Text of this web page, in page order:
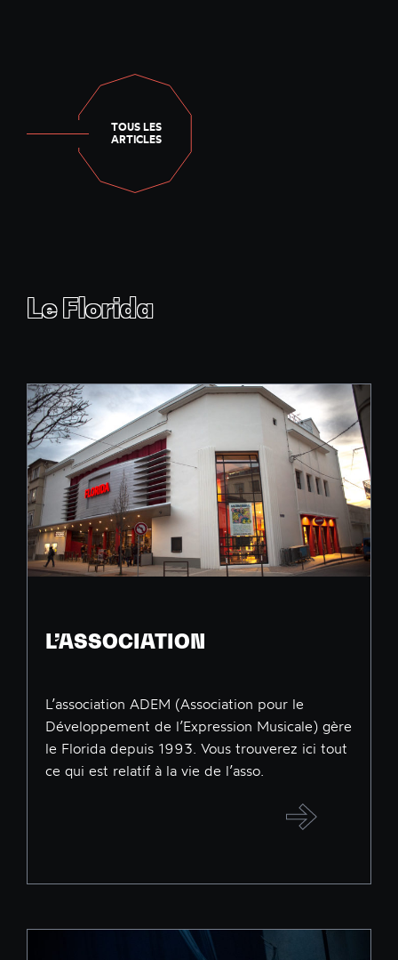
TOUS LES
ARTICLES
Le Florida
L’ASSOCIATION
L’association ADEM (Association pour le
Développement de l’Expression Musicale) gère
le Florida depuis 1993. Vous trouverez ici tout
ce qui est relatif à la vie de l’asso.